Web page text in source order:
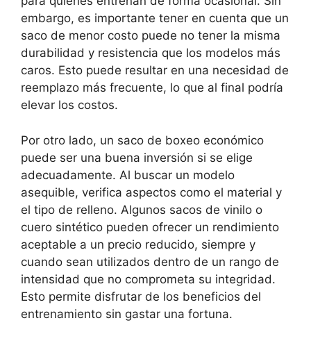
embargo, es importante tener en cuenta que un
saco de menor costo puede no tener la misma
durabilidad y resistencia que los modelos más
caros. Esto puede resultar en una necesidad de
reemplazo más frecuente, lo que al final podría
elevar los costos.
Por otro lado, un saco de boxeo económico
puede ser una buena inversión si se elige
adecuadamente. Al buscar un modelo
asequible, verifica aspectos como el material y
el tipo de relleno. Algunos sacos de vinilo o
cuero sintético pueden ofrecer un rendimiento
aceptable a un precio reducido, siempre y
cuando sean utilizados dentro de un rango de
intensidad que no comprometa su integridad.
Esto permite disfrutar de los beneficios del
entrenamiento sin gastar una fortuna.